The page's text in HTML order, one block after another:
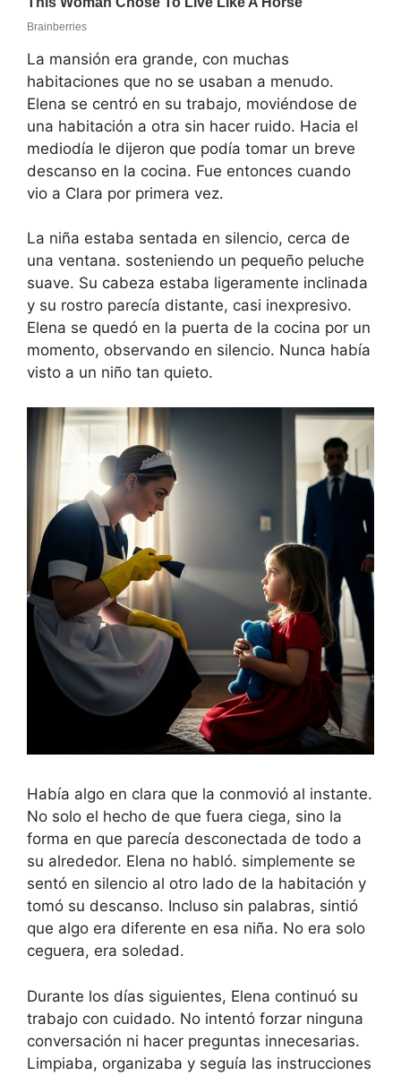
La mansión era grande, con muchas
habitaciones que no se usaban a menudo.
Elena se centró en su trabajo, moviéndose de
una habitación a otra sin hacer ruido. Hacia el
mediodía le dijeron que podía tomar un breve
descanso en la cocina. Fue entonces cuando
vio a Clara por primera vez.
La niña estaba sentada en silencio, cerca de
una ventana. sosteniendo un pequeño peluche
suave. Su cabeza estaba ligeramente inclinada
y su rostro parecía distante, casi inexpresivo.
Elena se quedó en la puerta de la cocina por un
momento, observando en silencio. Nunca había
visto a un niño tan quieto.
Había algo en clara que la conmovió al instante.
No solo el hecho de que fuera ciega, sino la
forma en que parecía desconectada de todo a
su alrededor. Elena no habló. simplemente se
sentó en silencio al otro lado de la habitación y
tomó su descanso. Incluso sin palabras, sintió
que algo era diferente en esa niña. No era solo
ceguera, era soledad.
Durante los días siguientes, Elena continuó su
trabajo con cuidado. No intentó forzar ninguna
conversación ni hacer preguntas innecesarias.
Limpiaba, organizaba y seguía las instrucciones